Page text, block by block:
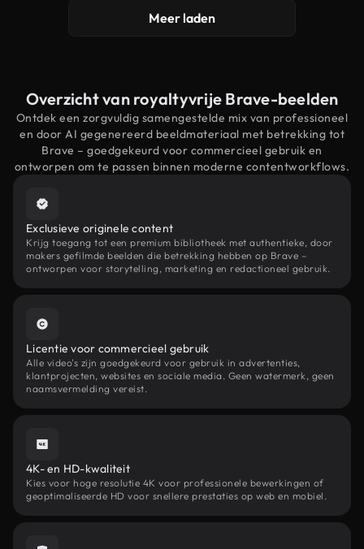
Meer laden
Overzicht van royaltyvrije Brave-beelden
Ontdek een zorgvuldig samengestelde mix van professioneel
en door AI gegenereerd beeldmateriaal met betrekking tot
Brave – goedgekeurd voor commercieel gebruik en
ontworpen om te passen binnen moderne contentworkflows.
Exclusieve originele content
Krijg toegang tot een premium bibliotheek met authentieke, door
makers gefilmde beelden die betrekking hebben op Brave –
ontworpen voor storytelling, marketing en redactioneel gebruik.
Licentie voor commercieel gebruik
Alle video's zijn goedgekeurd voor gebruik in advertenties,
klantprojecten, websites en sociale media. Geen watermerk, geen
naamsvermelding vereist.
4K- en HD-kwaliteit
Kies voor hoge resolutie 4K voor professionele bewerkingen of
geoptimaliseerde HD voor snellere prestaties op web en mobiel.